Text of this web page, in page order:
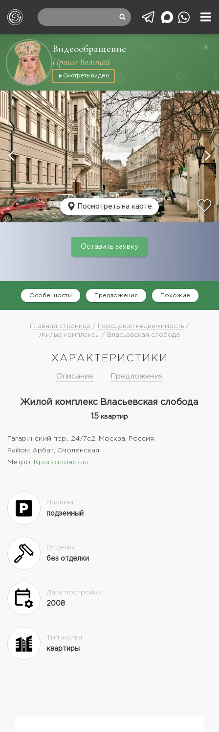
Видеообращение
Ирины Волиной
Смотреть видео
Посмотреть на карте
Оставить заявку
Особенности Предложения Похожие
Главная страница / Городская недвижимость /
Жилые комплексы / Власьевская слобода
ХАРАКТЕРИСТИКИ
Описание Предложения
Жилой комплекс Власьевская слобода
15 квартир
Гагаринский пер., 24/7с2, Москва, Россия
Район: Арбат, Смоленская
Метро: Кропоткинская
Паркинг
подземный
Отделка
без отделки
Дата постройки
2008
Тип жилья
квартиры